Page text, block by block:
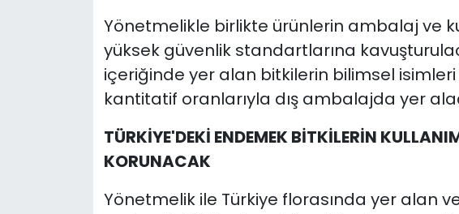
Yönetmelikle birlikte ürünlerin ambalaj ve
yüksek güvenlik standartlarına
içeriğinde yer alan bitkilerin bilimsel
kantitatif oranlarıyla dış ambalajda yer
TÜRKİYE'DEKİ ENDEMEK BİTKİLERİN
KORUNACAK
Yönetmelik ile Türkiye florasında yer alan